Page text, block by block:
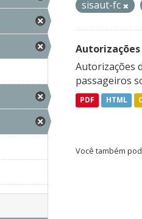
sisaut-fc
Autorizações
passageiros
PDF HTML
Você também